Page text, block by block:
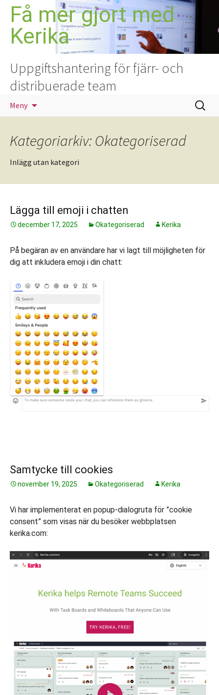
Hoppa
innehåll
Få mer gjort med
Kerika
Uppgiftshantering för fjärr- och
distribuerade team
Meny
Sök
efter:
Kategoriarkiv: Okategoriserad
Inlägg utan kategori
Lägga till emoji i chatten
december 17, 2025 Okategoriserad Kerika
På begäran av en användare har vi lagt till möjligheten för
dig att inkludera emoji i din chatt:
Samtycke till cookies
november 19, 2025 Okategoriserad Kerika
Vi har implementerat en popup-dialogruta för ”cookie
consent” som visas när du besöker webbplatsen
kerika.com: